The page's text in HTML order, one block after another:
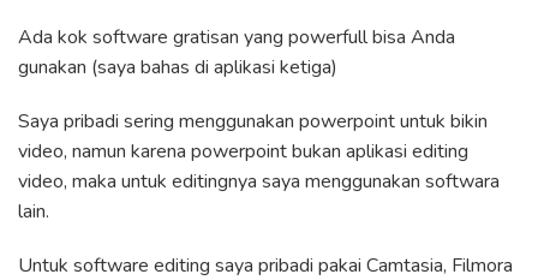
Ada kok software gratisan yang powerfull bisa Anda
gunakan (saya bahas di aplikasi ketiga)
Saya pribadi sering menggunakan powerpoint untuk bikin
video, namun karena powerpoint bukan aplikasi editing
video, maka untuk editingnya saya menggunakan softwara
lain.
Untuk software editing saya pribadi pakai Camtasia, Filmora